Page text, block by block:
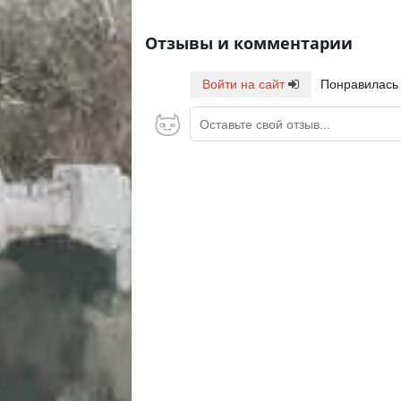
Отзывы и комментарии
Войти на сайт Понравилась
Оставьте свой отзыв...